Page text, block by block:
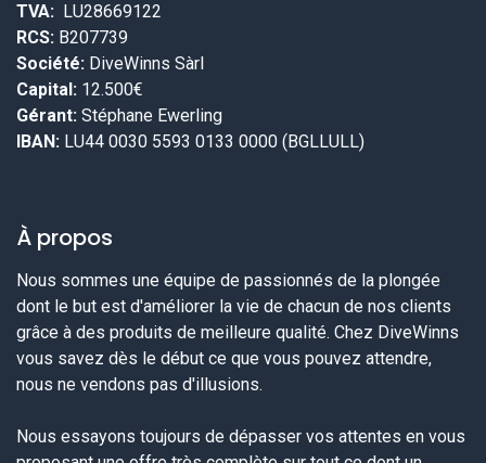
TVA: LU28669122
RCS: B207739
Société: DiveWinns Sàrl
Capital: 12.500€
Gérant: Stéphane Ewerling
IBAN: LU44 0030 5593 0133 0000 (BGLLULL)
À propos
Nous sommes une équipe de passionnés de la plongée
dont le but est d'améliorer la vie de chacun de nos clients
grâce à des produits de meilleure qualité. Chez DiveWinns
vous savez dès le début ce que vous pouvez attendre,
nous ne vendons pas d'illusions.
Nous essayons toujours de dépasser vos attentes en vous